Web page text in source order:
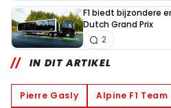
F1 biedt bijzondere
Dutch Grand Prix
2
IN DIT ARTIKEL
Pierre Gasly Alpine F1 Team